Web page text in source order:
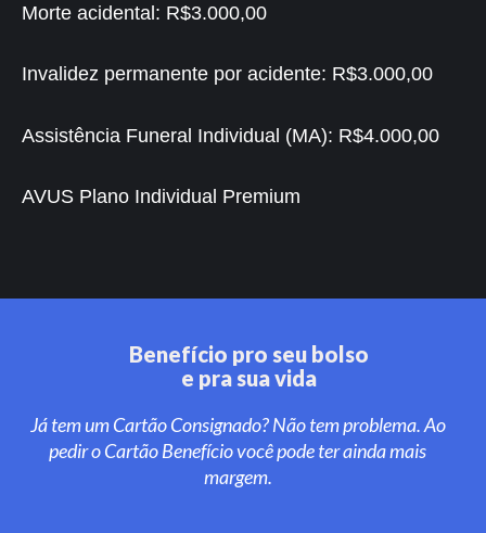
Morte acidental: R$3.000,00
Invalidez permanente por acidente: R$3.000,00
Assistência Funeral Individual (MA): R$4.000,00
AVUS Plano Individual Premium
Benefício pro seu bolso
e pra sua vida
Já tem um Cartão Consignado? Não tem problema. Ao
pedir o Cartão Benefício você pode ter ainda mais
margem.